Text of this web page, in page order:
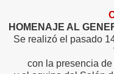
HOMENAJE AL
Se realizó el pasado
con la presencia